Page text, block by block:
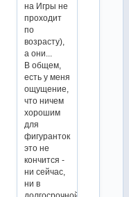
на Игры не
проходит
по
возрасту),
а они...
В общем,
есть у меня
ощущение,
что ничем
хорошим
для
фигуранток
это не
кончится -
ни сейчас,
ни в